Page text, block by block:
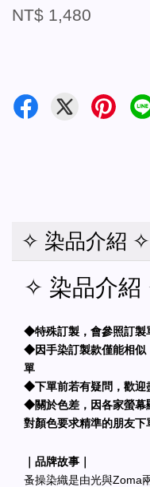
NT$ 1,480
✧ 染品介紹 ✧
✧ 染品介
◆特殊訂製，會參照訂製
◆因手染訂製款僅能相似
單
◆下單前若有疑問，歡迎
◆關於色差，因各家螢幕
對顏色要求精準的朋友下
｜品牌故事｜
蚤操染織是由光與Zoma